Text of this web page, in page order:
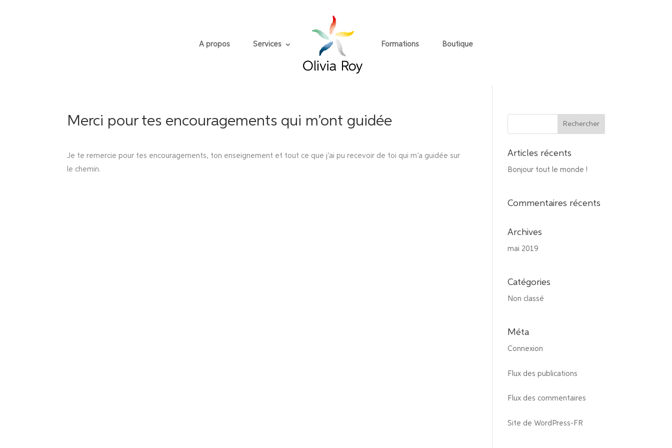
A propos Services Formations Boutique
Merci pour tes encouragements qui m’ont guidée
Je te remercie pour tes encouragements, ton enseignement et tout ce que j’ai pu recevoir de toi qui m’a guidée sur
le chemin.
Articles récents
Bonjour tout le monde !
Commentaires récents
Archives
mai 2019
Catégories
Non classé
Méta
Connexion
Flux des publications
Flux des commentaires
Site de WordPress-FR